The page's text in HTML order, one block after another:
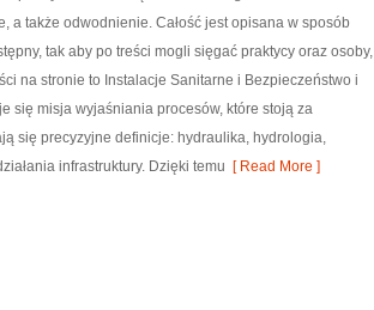
a także odwodnienie. Całość jest opisana w sposób
tak aby po treści mogli sięgać praktycy oraz osoby,
na stronie to Instalacje Sanitarne i Bezpieczeństwo i
się misja wyjaśniania procesów, które stoją za
się precyzyjne definicje: hydraulika, hydrologia,
infrastruktury. Dzięki temu [ Read More ]